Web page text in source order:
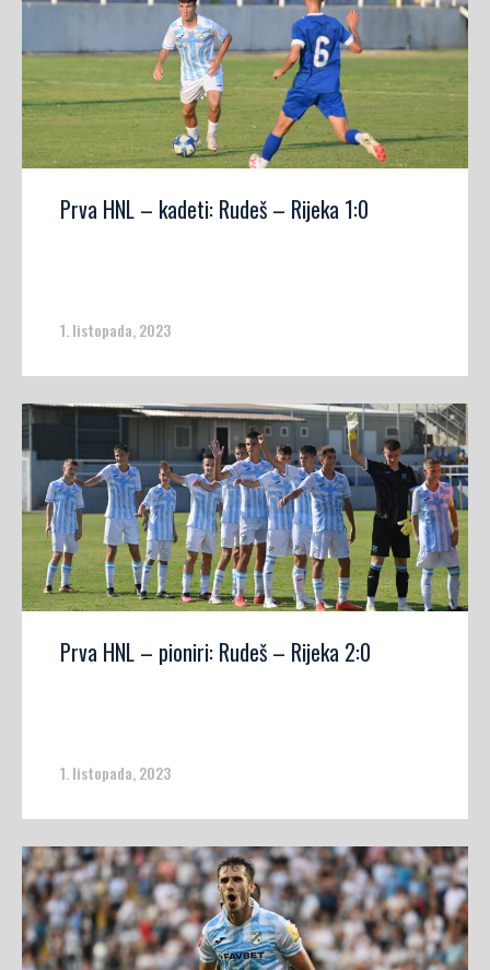
Prva HNL – kadeti: Rudeš – Rijeka 1:0
1. listopada, 2023
Prva HNL – pioniri: Rudeš – Rijeka 2:0
1. listopada, 2023